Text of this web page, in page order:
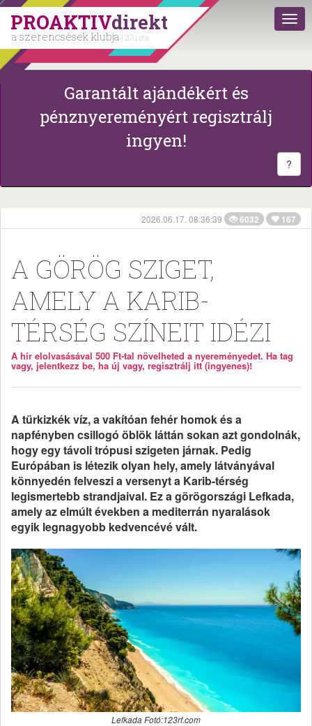
PROAKTIVdirekt
a szerencsések klubja | 2011 óta
Garantált ajándékért és
pénznyereményért regisztrálj
ingyen!
?
2026.06.17. 08:36:39 6032 167
A GÖRÖG SZIGET,
AMELY A KARIB-
TÉRSÉG SZÍNEIT IDÉZI
A hír elolvasásával 500 Ft-tal növelheted a nyereményedet. Ha tag
vagy, jelentkezz be, ha új vagy, regisztrálj itt (ingyenes)!
A türkizkék víz, a vakítóan fehér homok és a
napfényben csillogó öblök láttán sokan azt gondolnák,
hogy egy távoli trópusi szigeten járnak. Pedig
Európában is létezik olyan hely, amely látványával
könnyedén felveszi a versenyt a Karib-térség
legismertebb strandjaival. Ez a görögországi Lefkada,
amely az elmúlt években a mediterrán nyaralások
egyik legnagyobb kedvencévé vált.
Lefkada Fotó:123rf.com